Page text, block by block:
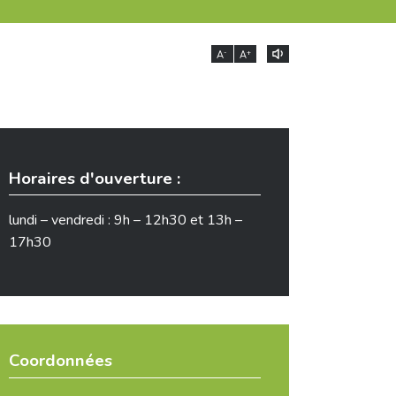
A- A+
Horaires d'ouverture :
lundi – vendredi : 9h – 12h30 et 13h –
17h30
Coordonnées